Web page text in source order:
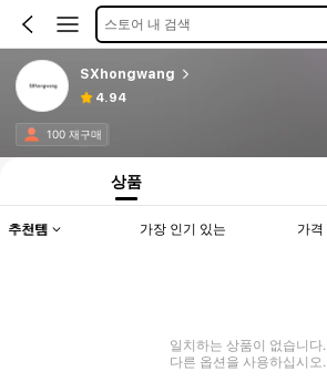
스토어 내 검색
SXhongwang
4.94
100 재구매
상품
추천템 가장 인기 있는 가격
일치하는 상품이 없습니다.
다른 옵션을 사용하십시오.